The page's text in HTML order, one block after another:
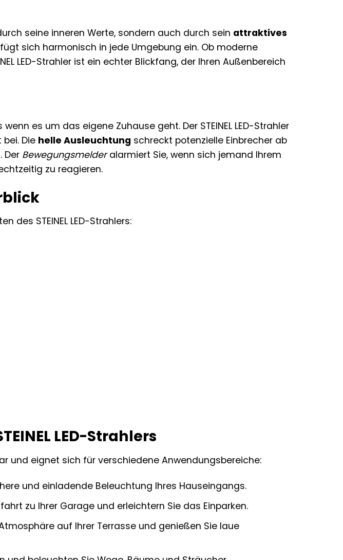
seine inneren Werte, sondern auch durch sein attraktives
sich harmonisch in jede Umgebung ein. Ob moderne
LED-Strahler ist ein echter Blickfang, der Ihren Außenbereich
es um das eigene Zuhause geht. Der STEINEL LED-Strahler
Die helle Ausleuchtung schreckt potenzielle Einbrecher ab
Der Bewegungsmelderalarmiert Sie, wenn sich jemand Ihrem
zu reagieren.
des STEINEL LED-Strahlers:
LED-Strahlers
und eignet sich für verschiedene Anwendungsbereiche:
und einladende Beleuchtung Ihres Hauseingangs.
zu Ihrer Garage und erleichtern Sie das Einparken.
auf Ihrer Terrasse und genießen Sie laue